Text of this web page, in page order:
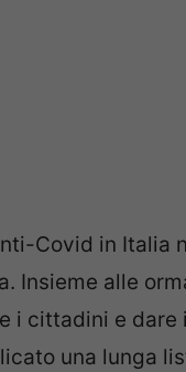
Covid in Italia
Insieme alle
i cittadini e
una lunga